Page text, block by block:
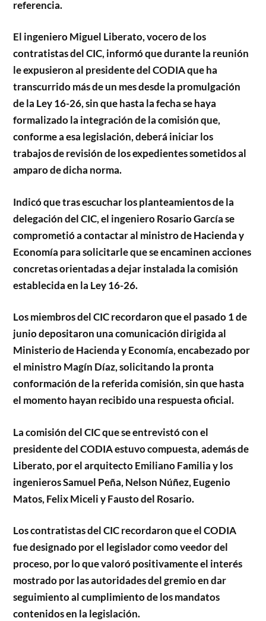
referencia.
El ingeniero Miguel Liberato, vocero de los
contratistas del CIC, informó que durante la reunión
le expusieron al presidente del CODIA que ha
transcurrido más de un mes desde la promulgación
de la Ley 16-26, sin que hasta la fecha se haya
formalizado la integración de la comisión que,
conforme a esa legislación, deberá iniciar los
trabajos de revisión de los expedientes sometidos al
amparo de dicha norma.
Indicó que tras escuchar los planteamientos de la
delegación del CIC, el ingeniero Rosario García se
comprometió a contactar al ministro de Hacienda y
Economía para solicitarle que se encaminen acciones
concretas orientadas a dejar instalada la comisión
establecida en la Ley 16-26.
Los miembros del CIC recordaron que el pasado 1 de
junio depositaron una comunicación dirigida al
Ministerio de Hacienda y Economía, encabezado por
el ministro Magín Díaz, solicitando la pronta
conformación de la referida comisión, sin que hasta
el momento hayan recibido una respuesta oficial.
La comisión del CIC que se entrevistó con el
presidente del CODIA estuvo compuesta, además de
Liberato, por el arquitecto Emiliano Familia y los
ingenieros Samuel Peña, Nelson Núñez, Eugenio
Matos, Felix Miceli y Fausto del Rosario.
Los contratistas del CIC recordaron que el CODIA
fue designado por el legislador como veedor del
proceso, por lo que valoró positivamente el interés
mostrado por las autoridades del gremio en dar
seguimiento al cumplimiento de los mandatos
contenidos en la legislación.